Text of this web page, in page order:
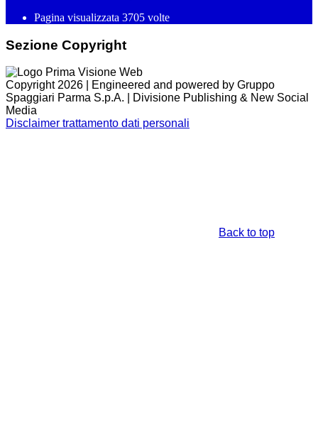
Pagina visualizzata 3705 volte
Sezione Copyright
Copyright 2026 | Engineered and powered by Gruppo
Spaggiari Parma S.p.A. | Divisione Publishing & New Social
Media
Disclaimer trattamento dati personali
Back to top